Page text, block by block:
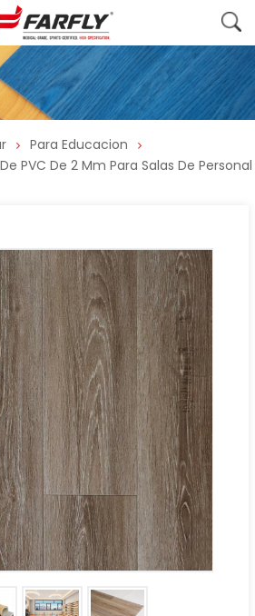
Para Educacion
PVC De 2 Mm Para Salas De Personal